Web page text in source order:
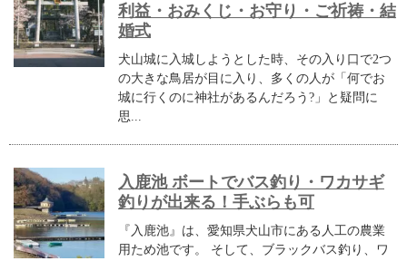
利益・おみくじ・お守り・ご祈祷・結
婚式
犬山城に入城しようとした時、その入り口で2つ
の大きな鳥居が目に入り、多くの人が「何でお
城に行くのに神社があるんだろう?」と疑問に
思...
入鹿池 ボートでバス釣り・ワカサギ
釣りが出来る！手ぶらも可
『入鹿池』は、愛知県犬山市にある人工の農業
用ため池です。 そして、ブラックバス釣り、ワ